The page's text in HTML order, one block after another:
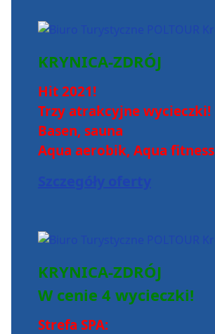
KRYNICA-ZDRÓJ
Hit 2021!
Trzy atrakcyjne wycieczki!
Basen, sauna
Aqua aerobik, Aqua fitness
KRYNICA-ZDRÓJ
W cenie 4 wycieczki!
Strefa SPA: